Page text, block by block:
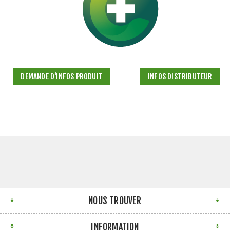
DEMANDE D'INFOS PRODUIT INFOS DISTRIBUTEUR
NOUS TROUVER
INFORMATION